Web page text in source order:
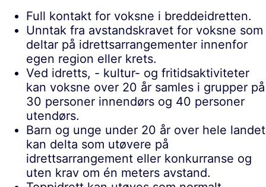
Full kontakt for voksne i breddeidretten.
Unntak fra avstandskravet for voksne som
deltar på idrettsarrangementer innenfor
egen region eller krets.
Ved idretts, - kultur- og fritidsaktiviteter
kan voksne over 20 år samles i grupper på
30 personer innendørs og 40 personer
utendørs.
Barn og unge under 20 år over hele landet
kan delta som utøvere på
idrettsarrangement eller konkurranse og
uten krav om én meters avstand.